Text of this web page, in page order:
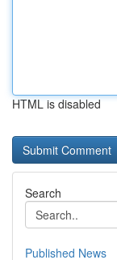
HTML is disabled
Search
Published News